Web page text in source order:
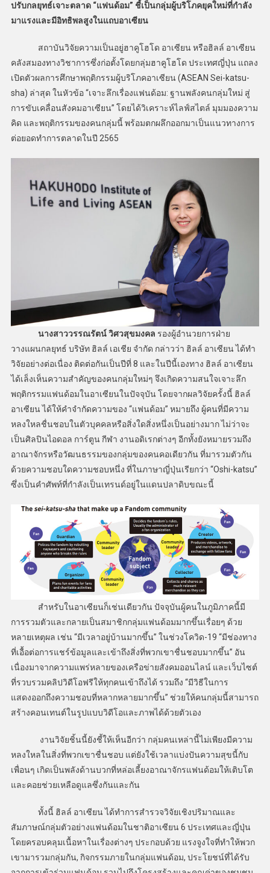
ปรับกลยุทธ์เจาะตลาด “แฟนด้อม” ชี้เป็นกลุ่มผู้บริโภคยุคใหม่ที่กำลัง
มาแรงและมีอิทธิพลสูงในแถบอาเซียน
สถาบันวิจัยความเป็นอยู่ฮาคูโฮโด อาเซียน หรือฮิลล์ อาเซียน
คลังสมองทางวิชาการซึ่งก่อตั้งโดยกลุ่มฮาคูโฮโด ประเทศญี่ปุ่น แถลง
เปิดตัวผลการศึกษาพฤติกรรมผู้บริโภคอาเซียน (ASEAN Sei-katsu-
sha) ล่าสุด ในหัวข้อ “เจาะลึกเรื่องแฟนด้อม: ฐานพลังคนกลุ่มใหม่ สู่
การขับเคลื่อนสังคมอาเซียน” โดยได้วิเคราะห์ไลฟ์สไตล์ มุมมองความ
คิด และพฤติกรรมของคนกลุ่มนี้ พร้อมตกผลึกออกมาเป็นแนวทางการ
ต่อยอดทำการตลาดในปี 2565
นางสาววรรณรัตน์ วิศวสุขมงคล รองผู้อำนวยการฝ่าย
วางแผนกลยุทธ์ บริษัท ฮิลล์ เอเชีย จำกัด กล่าวว่า ฮิลล์ อาเซียน ได้ทำ
วิจัยอย่างต่อเนื่อง ติดต่อกันเป็นปีที่ 8 และในปีนี้เองทาง ฮิลล์ อาเซียน
ได้เล็งเห็นความสำคัญของคนกลุ่มใหม่ๆ จึงเกิดความสนใจเจาะลึก
พฤติกรรมแฟนด้อมในอาเซียนในปัจจุบัน โดยจากผลวิจัยครั้งนี้ ฮิลล์
อาเซียน ได้ให้คำจำกัดความของ “แฟนด้อม” หมายถึง ผู้คนที่มีความ
หลงใหลชื่นชอบในตัวบุคคลหรือสิ่งใดสิ่งหนึ่งเป็นอย่างมาก ไม่ว่าจะ
เป็นศิลปินไอดอล การ์ตูน กีฬา งานอดิเรกต่างๆ อีกทั้งยังหมายรวมถึง
อาณาจักรหรือวัฒนธรรมของกลุ่มของคนคอเดียวกัน ที่มารวมตัวกัน
ด้วยความชอบใดความชอบหนึ่ง ที่ในภาษาญี่ปุ่นเรียกว่า “Oshi-katsu”
ซึ่งเป็นคำศัพท์ที่กำลังเป็นเทรนด์อยู่ในแดนปลาดิบขณะนี้
สำหรับในอาเซียนก็เช่นเดียวกัน ปัจจุบันผู้คนในภูมิภาคนี้มี
การรวมตัวและกลายเป็นสมาชิกกลุ่มแฟนด้อมมากขึ้นเรื่อยๆ ด้วย
หลายเหตุผล เช่น “มีเวลาอยู่บ้านมากขึ้น” ในช่วงโควิด-19 “มีช่องทาง
ที่เอื้อต่อการแชร์ข้อมูลและเข้าถึงสิ่งที่พวกเขาชื่นชอบมากขึ้น” อัน
เนื่องมาจากความแพร่หลายของเครือข่ายสังคมออนไลน์ และเว็บไซต์
ที่รวบรวมคลิปวิดีโอฟรีให้ทุกคนเข้าถึงได้ รวมถึง “มีวิธีในการ
แสดงออกถึงความชอบที่หลากหลายมากขึ้น” ช่วยให้คนกลุ่มนี้สามารถ
สร้างคอนเทนต์ในรูปแบบวิดีโอและภาพได้ด้วยตัวเอง
งานวิจัยชิ้นนี้ยังชี้ให้เห็นอีกว่า กลุ่มคนเหล่านี้ไม่เพียงมีความ
หลงใหลในสิ่งที่พวกเขาชื่นชอบ แต่ยังใช้เวลาแบ่งปันความสุขนี้กับ
เพื่อนๆ เกิดเป็นพลังด้านบวกที่หล่อเลี้ยงอาณาจักรแฟนด้อมให้เติบโต
และคอยช่วยเหลือดูแลซึ่งกันและกัน
ทั้งนี้ ฮิลล์ อาเซียน ได้ทำการสำรวจวิจัยเชิงปริมาณและ
สัมภาษณ์กลุ่มตัวอย่างแฟนด้อมในชาติอาเซียน 6 ประเทศและญี่ปุ่น
โดยครอบคลุมเนื้อหาในเรื่องต่างๆ ประกอบด้วย แรงจูงใจที่ทำให้พวก
เขามารวมกลุ่มกัน, กิจกรรมภายในกลุ่มแฟนด้อม, ประโยชน์ที่ได้รับ